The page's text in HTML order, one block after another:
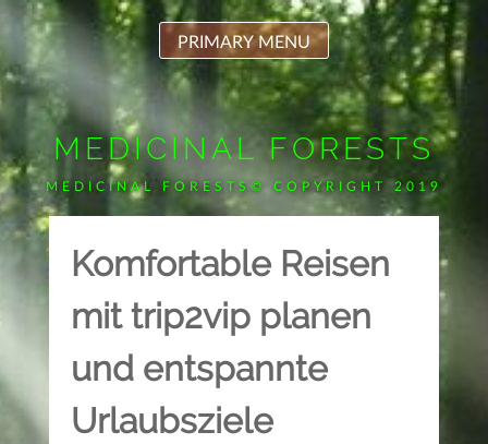
Skip
content
MEDICINAL FORESTS
MEDICINAL FORESTS© COPYRIGHT 2019
PRIMARY MENU
Komfortable Reisen
mit trip2vip planen
und entspannte
Urlaubsziele